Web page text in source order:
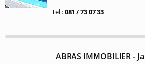
Tel :081 / 73 07 33
ABRAS IMMOBILIER -